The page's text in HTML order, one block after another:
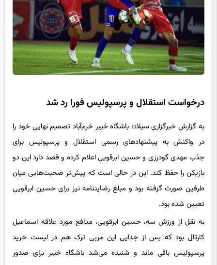
درخواست استقلال و پرسپولیس فورا رد شد
به گزارش خبرگزاری سیلاد؛ باشگاه خیبر خرم‌آباد تصمیم نهایی خود را
در واکنش به پیشنهادهای رسمی استقلال و پرسپولیس برای
جذب مهدی گودرزی و حسین ابرقویی اعلام کرده و قصد دارد این دو
بازیکن را حفظ کند. این در حالی است که پیش‌تر صحبت‌هایی میان
طرفین صورت گرفته بود و مبلغ رضایتنامه نیز برای حسین ابرقویی
تعیین شده بود.
به نقل از ورزش سه، حسین ابرقویی، مدافع مورد علاقه اسماعیل
کارتال بود که پس از جدایی این مربی ترک هم در لیست خرید
پرسپولیس باقی ماند و شنیده می‌شد باشگاه خیبر برای صدور